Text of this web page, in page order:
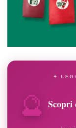
🔮
✦
Scopri